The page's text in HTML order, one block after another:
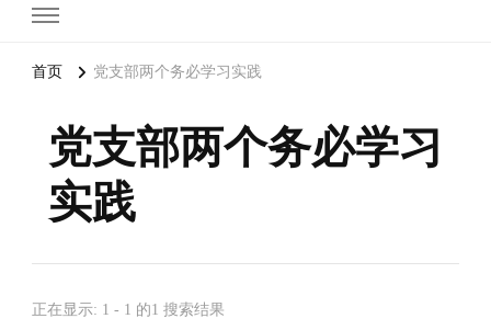
首页 党支部两个务必学习实践
党支部两个务必学习
实践
正在显示: 1 - 1 的1 搜索结果